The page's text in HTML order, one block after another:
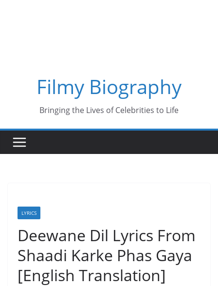
Filmy Biography
Bringing the Lives of Celebrities to Life
LYRICS
Deewane Dil Lyrics From
Shaadi Karke Phas Gaya
[English Translation]